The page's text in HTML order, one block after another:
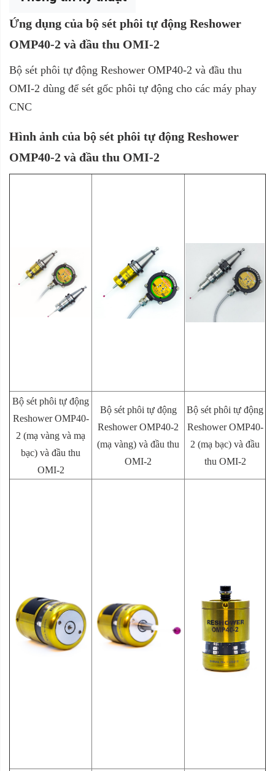
Ứng dụng của bộ sét phôi tự động Reshower
OMP40-2 và đầu thu OMI-2
Bộ sét phôi tự động Reshower OMP40-2 và đầu thu
OMI-2 dùng để sét gốc phôi tự động cho các máy phay
CNC
Hình ảnh của bộ sét phôi tự động Reshower
OMP40-2 và đầu thu OMI-2
Bộ sét phôi tự động
Reshower OMP40-
2 (mạ vàng và mạ
bạc) và đầu thu
OMI-2
Bộ sét phôi tự động
Reshower OMP40-2
(mạ vàng) và đầu thu
OMI-2
Bộ sét phôi tự động
Reshower OMP40-
2 (mạ bạc) và đầu
thu OMI-2